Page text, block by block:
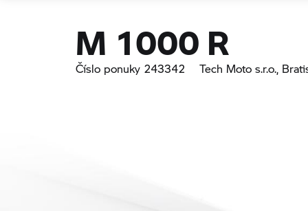
M 1000 R
Číslo ponuky 243342 Tech Moto s.r.o.,